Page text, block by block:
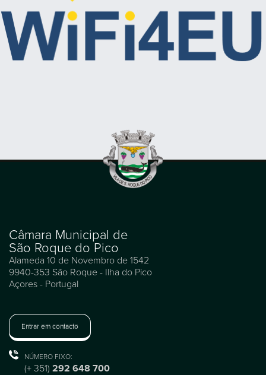
Câmara Municipal de
São Roque do Pico
Alameda 10 de Novembro de 1542
9940-353 São Roque - Ilha do Pico
Açores - Portugal
Entrar em contacto
NÚMERO FIXO:
(+ 351) 292 648 700